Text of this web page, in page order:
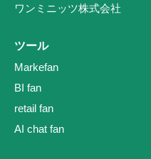
ワンミニッツ株式会社
ツール
Markefan
BI fan
retail fan
AI chat fan